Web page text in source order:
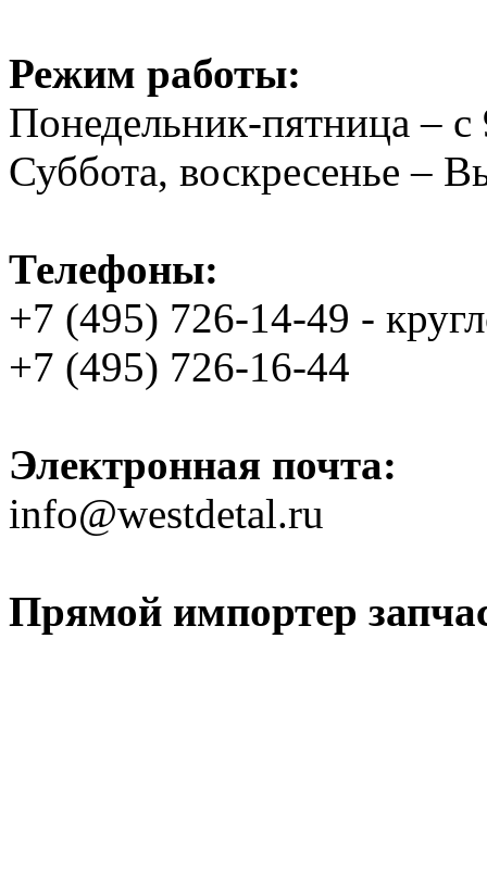
Режим работы:
Понедельник-пятница –
Суббота, воскресенье –
Телефоны:
+7 (495) 726-14-49 -
+7 (495) 726-16-44
Электронная почта:
info@westdetal.ru
Прямой импортер